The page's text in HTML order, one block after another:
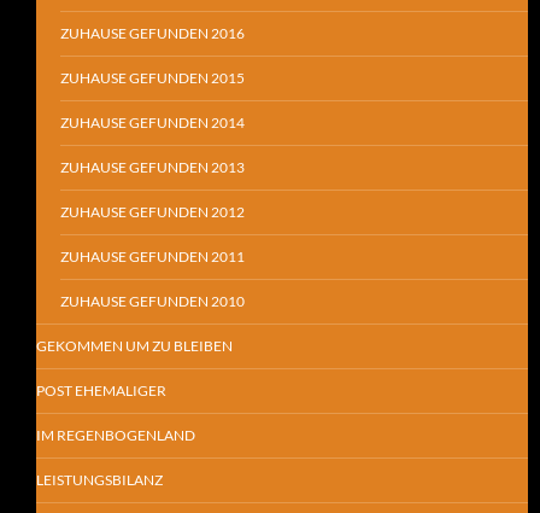
ZUHAUSE GEFUNDEN 2016
ZUHAUSE GEFUNDEN 2015
ZUHAUSE GEFUNDEN 2014
ZUHAUSE GEFUNDEN 2013
ZUHAUSE GEFUNDEN 2012
ZUHAUSE GEFUNDEN 2011
ZUHAUSE GEFUNDEN 2010
GEKOMMEN UM ZU BLEIBEN
POST EHEMALIGER
IM REGENBOGENLAND
LEISTUNGSBILANZ